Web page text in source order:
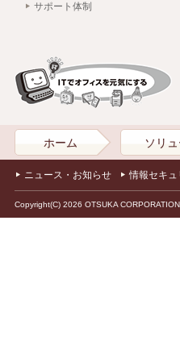
サポート体制
ホーム ソリ
ニュース・お知らせ 情報セキ
Copyright(C) 2026 OTSUKA